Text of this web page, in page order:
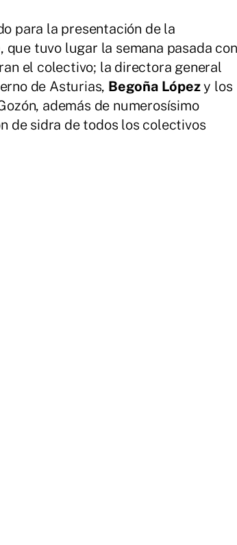
para la presentación de la
que tuvo lugar la semana pasada con
el colectivo; la directora general
de Asturias, Begoña Lópezy los
además de numerosísimo
de sidra de todos los colectivos